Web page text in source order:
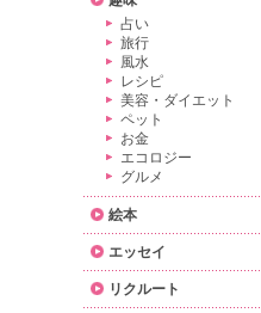
占い
旅行
風水
レシピ
美容・ダイエット
ペット
お金
エコロジー
グルメ
絵本
エッセイ
リクルート